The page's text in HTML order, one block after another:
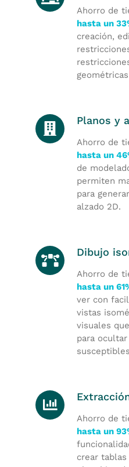
Ahorro de
hasta un
creación,
Planos y
Ahorro de
hasta un
de
permiten
para
alzado 2D.
Dibujo
Ahorro de
hasta un
ver con
vistas
visuales
para
Ahorro de
hasta un
crear